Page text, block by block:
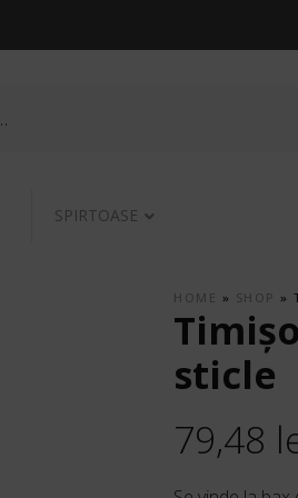
SPIRTOASE
HOME » SHOP »
sticle
79,48